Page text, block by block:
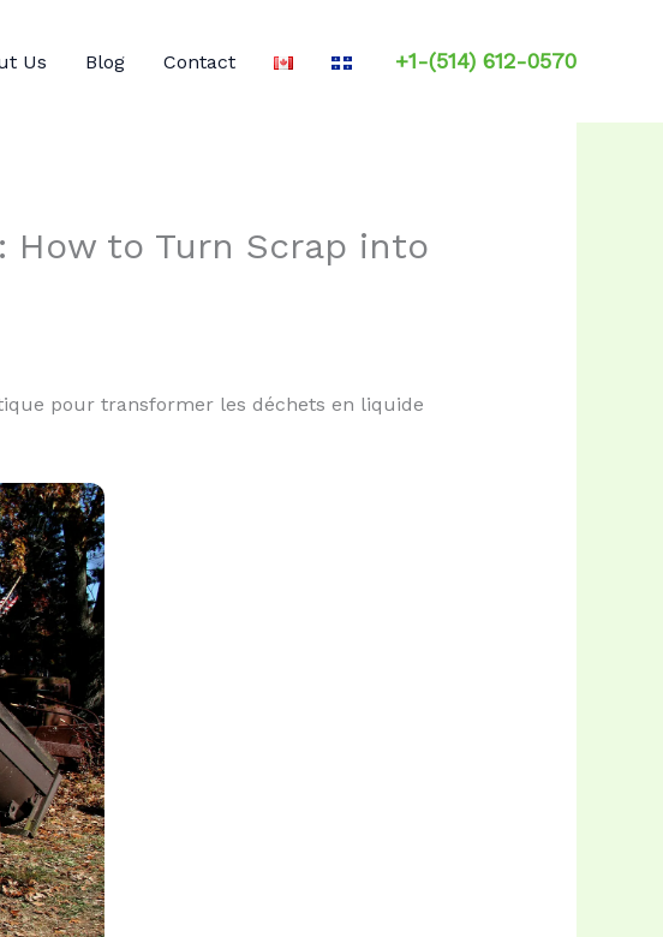
Us Blog Contact +1-(514) 612-0570
How to Turn Scrap into
pour transformer les déchets en liquide